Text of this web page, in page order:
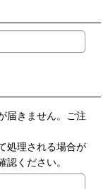
届きません。ご注
処理される場合が
ください。